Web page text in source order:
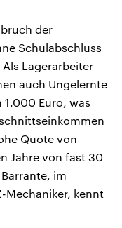
der
Schulabschluss
Lagerarbeiter
auch Ungelernte
Euro, was
Quote von
Jahre von fast 30
im
Mechaniker, kennt